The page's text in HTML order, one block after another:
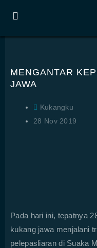
MENGANTAR
JAWA
Kukangku
28 Nov 2019
Pada hari ini, tepatnya
kukang jawa menjalani
pelepasliaran di Suaka